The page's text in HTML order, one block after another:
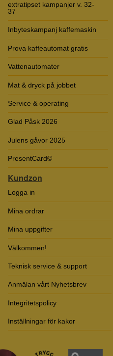
extratipset kampanjer v. 32-
37
Inbyteskampanj kaffemaskin
Prova kaffeautomat gratis
Vattenautomater
Mat & dryck på jobbet
Service & operating
Glad Påsk 2026
Julens gåvor 2025
PresentCard©
Kundzon
Logga in
Mina ordrar
Mina uppgifter
Välkommen!
Teknisk service & support
Anmälan vårt Nyhetsbrev
Integritetspolicy
Inställningar för kakor